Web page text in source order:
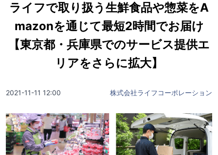
ライフで取り扱う生鮮食品や惣菜をA
mazonを通じて最短2時間でお届け
【東京都・兵庫県でのサービス提供エ
リアをさらに拡大】
2021-11-11 12:00 株式会社ライフコーポレーション